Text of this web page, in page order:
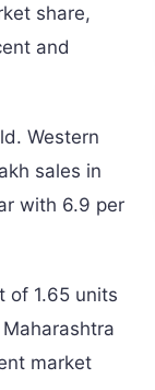
share,
and
Western
sales in
with 6.9 per
of 1.65 units
market